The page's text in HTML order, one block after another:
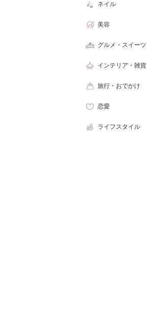
ネイル
美容
グルメ・スイーツ
インテリア・雑貨
旅行・おでかけ
恋愛
ライフスタイル